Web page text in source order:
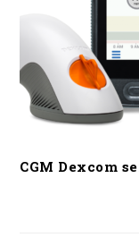
CGM Dexcom